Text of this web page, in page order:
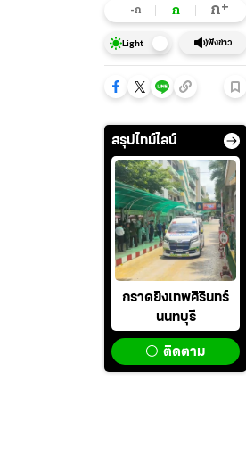
-ก ก ก+
Light ฟังข่าว
สรุปไทม์ไลน์
กราดยิงเทพศิรินทร์
นนทบุรี
ติดตาม